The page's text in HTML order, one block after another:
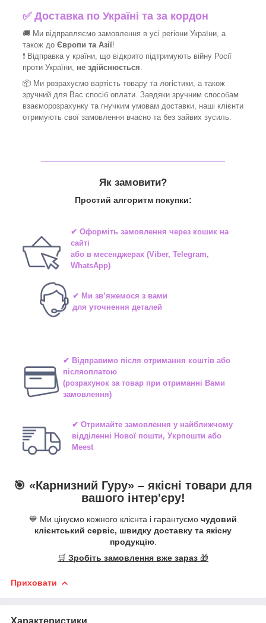
✅Доставка по Україні та за кордон
🚚 Ми відправляємо замовлення в усі регіони України, а
також до Європи та Азії!
❗ Відправка у країни, що відкрито підтримують війну Росії
проти України, не здійснюється
📦 Ми розрахуємо вартість товару та логістики, а також
зручний для Вас спосіб оплати. Завдяки зручним способам
взаєморозрахунку та гнучким умовам доставки, наші клієнти
отримують свої замовлення вчасно та без зайвих зусиль.
Як замовити?
Простий алгоритм покупки:
✔ Оформіть замовлення через кошик на
сайті
або в месенджерах(Viber, Telegram,
WhatsApp)
✔ Ми зв’яжемося з вами
для уточнення деталей
✔ Відправимо після отримання коштів або
післяоплатою
(розрахунок за товар при отриманні Вами
замовлення)
✔ Отримайте замовлення у найближчому
відділенні Нової пошти, Укрпошти або
Meest
🎯 «Карнизний Гуру» – якісні товари для
вашого інтер'єру!
💙 Ми цінуємо кожного клієнта і гарантуємо чудовий
клієнтський сервіс, швидку доставку та якісну
продукцію.
🛒 Зробіть замовлення вже зараз 🎁
Приховати
Характеристики